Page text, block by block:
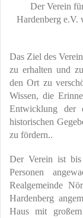
Der Verein
Hardenberg e.V.
Das Ziel des
zu erhalten und
den Ort zu
Wissen, die
Entwicklung der
historischen
zu fördern..
Der Verein ist bis
Personen
Realgemeinde
Hardenberg
Haus mit